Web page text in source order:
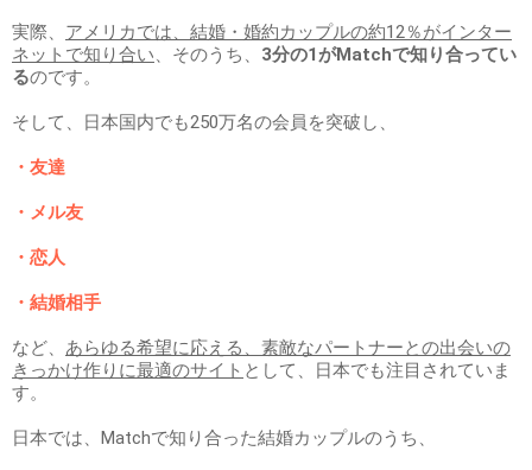
実際、 アメリカでは、結婚・婚約カップルの約12％がインター
ネットで知り合い、そのうち、 3分の1がMatchで知り合ってい
るのです。
そして、日本国内でも250万名の会員を突破し、
・友達
・メル友
・恋人
・結婚相手
など、 あらゆる希望に応える、素敵なパートナーとの出会いの
きっかけ作りに最適のサイト として、日本でも注目されていま
す。
日本では、Matchで知り合った結婚カップルのうち、